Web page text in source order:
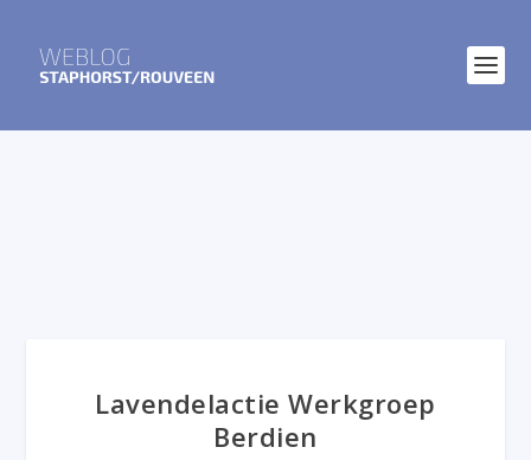
Lavendelactie Werkgroep
Berdien